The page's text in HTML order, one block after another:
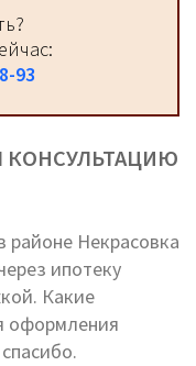
93
КОНСУЛЬТАЦИЮ
Некрасовка
ипотеку
Какие
оформления